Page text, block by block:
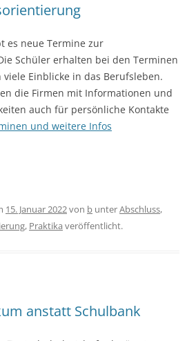
es neue Termine zur
Schüler erhalten bei den Terminen
Einblicke in das Berufsleben.
die Firmen mit Informationen und
auch für persönliche Kontakte
und weitere Infos
15. Januar 2022von b unterAbschluss,
, Praktika veröffentlicht.
anstatt Schulbank